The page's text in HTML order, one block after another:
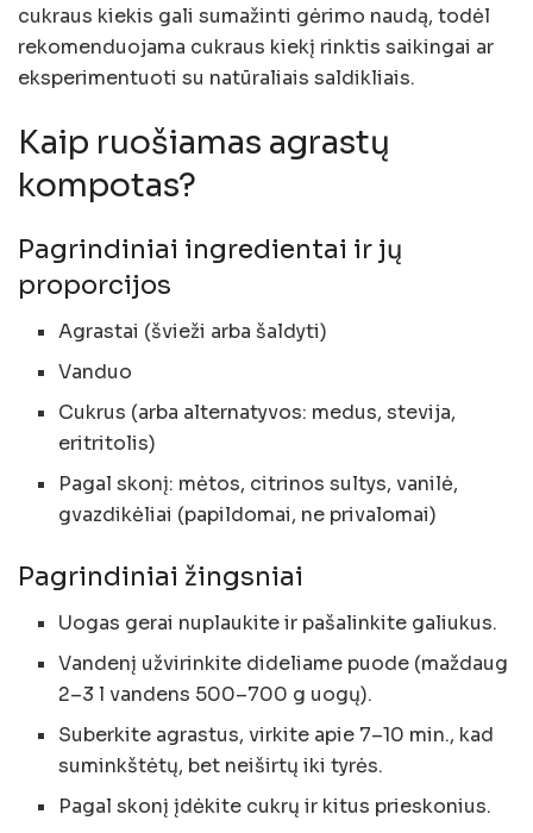
cukraus kiekis gali sumažinti gėrimo naudą, todėl
rekomenduojama cukraus kiekį rinktis saikingai ar
eksperimentuoti su natūraliais saldikliais.
Kaip ruošiamas agrastų
kompotas?
Pagrindiniai ingredientai ir jų
proporcijos
Agrastai (švieži arba šaldyti)
Vanduo
Cukrus (arba alternatyvos: medus, stevija,
eritritolis)
Pagal skonį: mėtos, citrinos sultys, vanilė,
gvazdikėliai (papildomai, ne privalomai)
Pagrindiniai žingsniai
Uogas gerai nuplaukite ir pašalinkite galiukus.
Vandenį užvirinkite dideliame puode (maždaug
2–3 l vandens 500–700 g uogų).
Suberkite agrastus, virkite apie 7–10 min., kad
suminkštėtų, bet neiširtų iki tyrės.
Pagal skonį įdėkite cukrų ir kitus prieskonius.